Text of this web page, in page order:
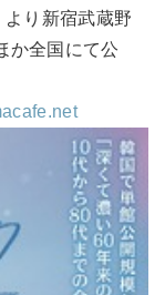
より新宿武蔵野
か全国にて公